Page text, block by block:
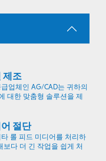
제조
업체인 AG/CAD는 귀하의
대한 맞춤형 솔루션을 제
절단
롤 피드 미디어를 처리하
다 더 긴 작업을 쉽게 처